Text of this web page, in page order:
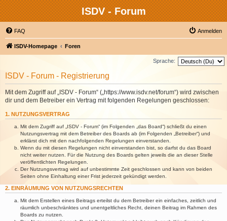
ISDV - Forum
FAQ Anmelden
ISDV-Homepage Foren
Sprache:
ISDV - Forum - Registrierung
Mit dem Zugriff auf „ISDV - Forum“ („https://www.isdv.net/forum“) wird zwischen
dir und dem Betreiber ein Vertrag mit folgenden Regelungen geschlossen:
1. NUTZUNGSVERTRAG
Mit dem Zugriff auf „ISDV - Forum“ (im Folgenden „das Board“) schließt du einen
Nutzungsvertrag mit dem Betreiber des Boards ab (im Folgenden „Betreiber“) und
erklärst dich mit den nachfolgenden Regelungen einverstanden.
Wenn du mit diesen Regelungen nicht einverstanden bist, so darfst du das Board
nicht weiter nutzen. Für die Nutzung des Boards gelten jeweils die an dieser Stelle
veröffentlichten Regelungen.
Der Nutzungsvertrag wird auf unbestimmte Zeit geschlossen und kann von beiden
Seiten ohne Einhaltung einer Frist jederzeit gekündigt werden.
2. EINRÄUMUNG VON NUTZUNGSRECHTEN
Mit dem Erstellen eines Beitrags erteilst du dem Betreiber ein einfaches, zeitlich und
räumlich unbeschränktes und unentgeltliches Recht, deinen Beitrag im Rahmen des
Boards zu nutzen.